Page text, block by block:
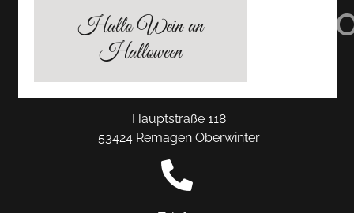
TRIPADVISOR
INSTAGRAM
Hauptstraße 118
53424 Remagen Oberwinter
Hallo Wein an
Halloween